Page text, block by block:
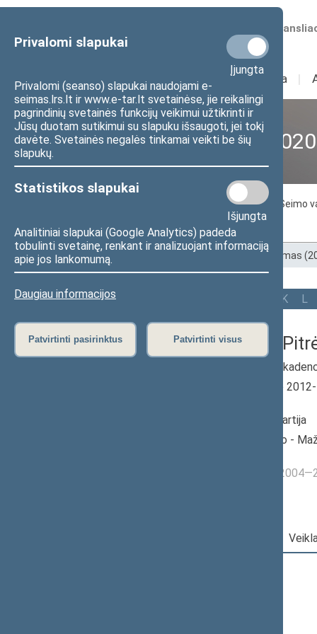
Privalomi slapukai
Įjungta
Privalomi (seanso) slapukai naudojami e-
seimas.lrs.lt ir www.e-tar.lt svetainėse, jie reikalingi
pagrindinių svetainės funkcijų veikimui užtikrinti ir
Jūsų duotam sutikimui su slapuku išsaugoti, jei tokį
davėte. Svetainės negalės tinkamai veikti be šių
slapukų.
Statistikos slapukai
Išjungta
Analitiniai slapukai (Google Analytics) padeda
tobulinti svetainę, renkant ir analizuojant informaciją
apie jos lankomumą.
Daugiau informacijos
Patvirtinti pasirinktus Patvirtinti visus
Numatomos
Sudėtis Veikla I
XII Seimas
Seimo Pirmininkas Seimo
Tarpparlamentinių ryšių grupės
Pradžia Ankstesnės kadencijos XII Seimas
Visi K L
Audronė
2012–2016 m.
Seimo narė nuo
Iškėlė: Darbo partija
Išrinkta: Skuodo -
Buvo išrinkta į